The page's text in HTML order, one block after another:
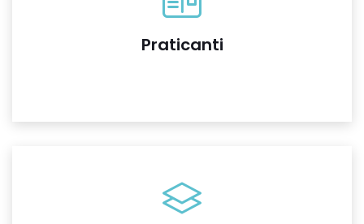
Praticanti